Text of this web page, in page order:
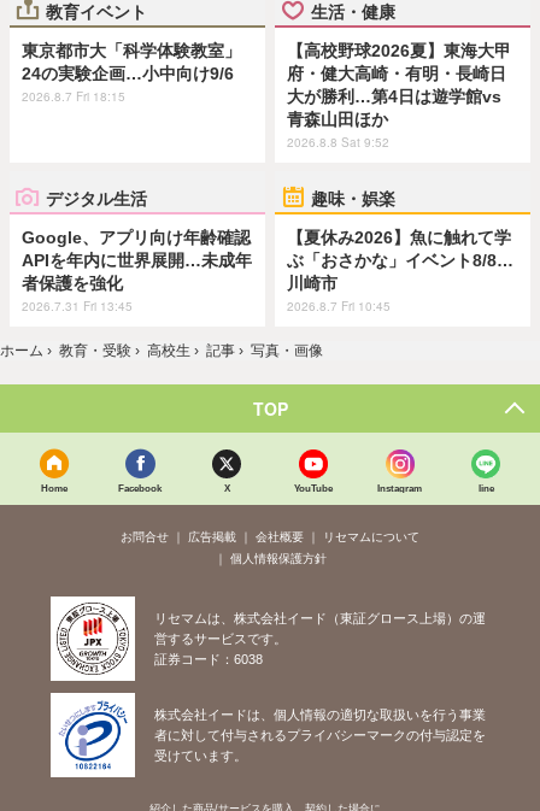
教育イベント
東京都市大「科学体験教室」
24の実験企画…小中向け9/6
2026.8.7 Fri 18:15
生活・健康
【高校野球2026夏】東海大甲
府・健大高崎・有明・長崎日
大が勝利…第4日は遊学館vs
青森山田ほか
2026.8.8 Sat 9:52
デジタル生活
Google、アプリ向け年齢確認
APIを年内に世界展開…未成年
者保護を強化
2026.7.31 Fri 13:45
趣味・娯楽
【夏休み2026】魚に触れて学
ぶ「おさかな」イベント8/8…
川崎市
2026.8.7 Fri 10:45
ホーム › 教育・受験 › 高校生 › 記事 › 写真・画像
TOP
Home Facebook X YouTube Instagram line
お問合せ 広告掲載 会社概要
リセマムについて
個人情報保護方針
リセマムは、株式会社イード（東証グロース上場）の運
営するサービスです。
証券コード：6038
株式会社イードは、個人情報の適切な取扱いを行う事業
者に対して付与されるプライバシーマークの付与認定を
受けています。